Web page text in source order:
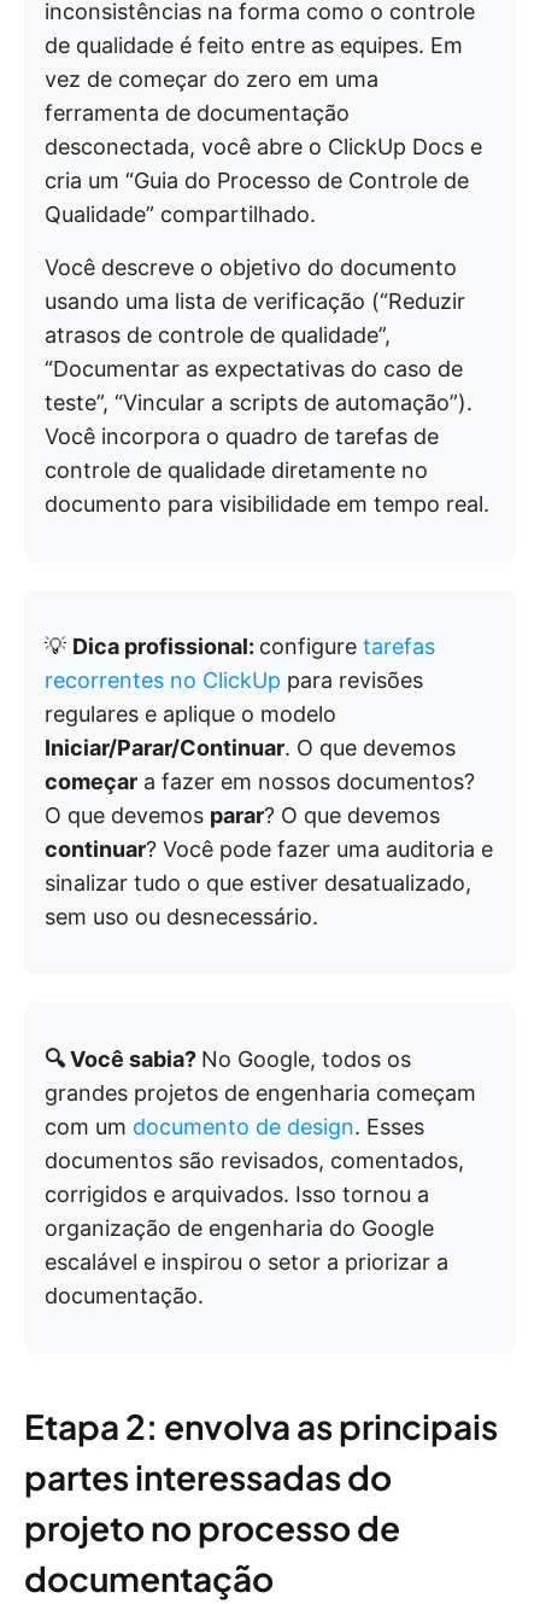
inconsistências na forma como o controle
de qualidade é feito entre as equipes. Em
vez de começar do zero em uma
ferramenta de documentação
desconectada, você abre o ClickUp Docs e
cria um “Guia do Processo de Controle de
Qualidade” compartilhado.
Você descreve o objetivo do documento
usando uma lista de verificação (“Reduzir
atrasos de controle de qualidade”,
“Documentar as expectativas do caso de
teste”, “Vincular a scripts de automação”).
Você incorpora o quadro de tarefas de
controle de qualidade diretamente no
documento para visibilidade em tempo real.
💡 Dica profissional: configure tarefas
recorrentes no ClickUp para revisões
regulares e aplique o modelo
Iniciar/Parar/Continuar. O que devemos
começar a fazer em nossos documentos?
O que devemos parar? O que devemos
continuar? Você pode fazer uma auditoria e
sinalizar tudo o que estiver desatualizado,
sem uso ou desnecessário.
🔍 Você sabia? No Google, todos os
grandes projetos de engenharia começam
com um documento de design. Esses
documentos são revisados, comentados,
corrigidos e arquivados. Isso tornou a
organização de engenharia do Google
escalável e inspirou o setor a priorizar a
documentação.
Etapa 2: envolva as principais
partes interessadas do
projeto no processo de
documentação